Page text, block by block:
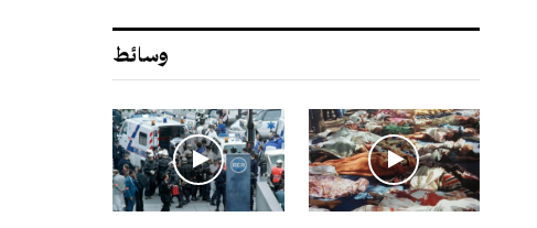
وسائط